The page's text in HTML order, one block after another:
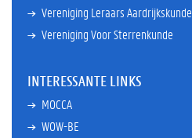
Vereniging Leraars Aardrijkskunde
Vereniging Voor Sterrenkunde
INTERESSANTE LINKS
MOCCA
WOW-BE